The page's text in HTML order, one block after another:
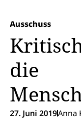
Ausschuss
die
27. Juni 2019Anna